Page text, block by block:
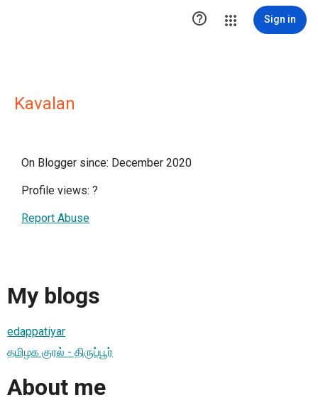
 Sign in
Kavalan
On Blogger since: December 2020
Profile views: ?
Report Abuse
My blogs
edappatiyar
தமிழக குரல் - திருப்பூர்
About me